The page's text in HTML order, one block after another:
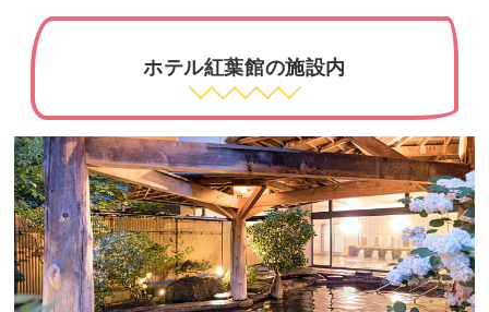
ホテル紅葉館の施設内